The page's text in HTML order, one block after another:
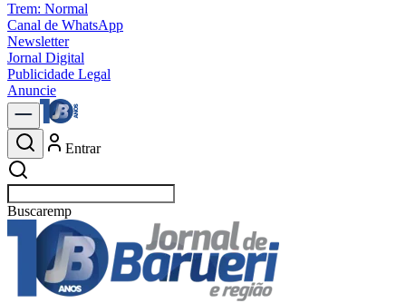
Trem: Normal
Canal de WhatsApp
Newsletter
Jornal Digital
Publicidade Legal
Anuncie
Entrar
Buscaresportes